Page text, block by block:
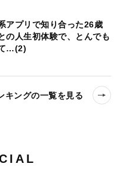
アプリで知り合った26歳
の人生初体験で、とんでも
…(2)
キングの一覧を見る